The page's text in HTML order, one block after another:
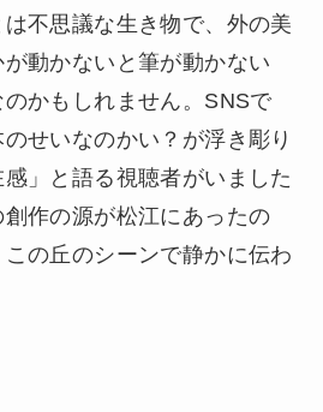
不思議な生き物で、外の美
動かないと筆が動かない
かもしれません。SNSで
のせいなのかい？が浮き彫り
」と語る視聴者がいました
作の源が松江にあったの
の丘のシーンで静かに伝わ